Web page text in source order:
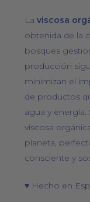
La viscosa
obtenida de la
bosques
producción
minimizan el
de productos
agua y energía.
viscosa
planeta,
consciente y
♥ Hecho en